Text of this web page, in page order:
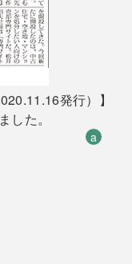
発行）】
した。
a